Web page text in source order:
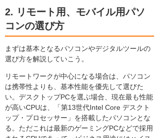
2. リモート用、モバイル用パソ
コンの選び方
まずは基本となるパソコンやデジタルツールの
選び方を解説していこう。
リモートワークが中心になる場合は、パソコン
は携帯性よりも、基本性能を優先して選びた
い。デスクトップPCを選ぶ場合、現在最も性能
が高いCPUは、「第13世代Intel Core デスクト
ップ・プロセッサー」を搭載したパソコンとな
る。ただこれは最新のゲーミングPCなどで採用